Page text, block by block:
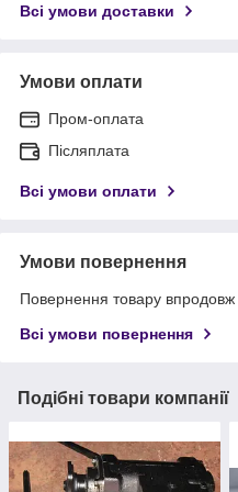
Всі умови доставки
Умови оплати
Пром-оплата
Післяплата
Всі умови оплати
Умови повернення
Повернення товару впродовж
Всі умови повернення
Подібні товари компанії